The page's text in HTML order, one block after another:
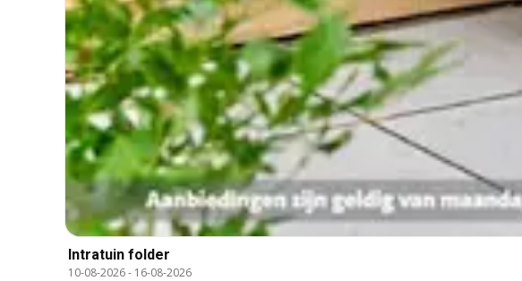
Intratuin folder
10-08-2026- 16-08-2026